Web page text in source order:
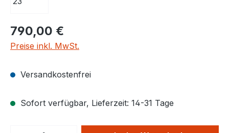
790,00 €
Preise inkl. MwSt.
Versandkostenfrei
Sofort verfügbar, Lieferzeit: 14-31 Tage